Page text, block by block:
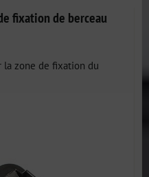
fixation de berceau
la zone de fixation du